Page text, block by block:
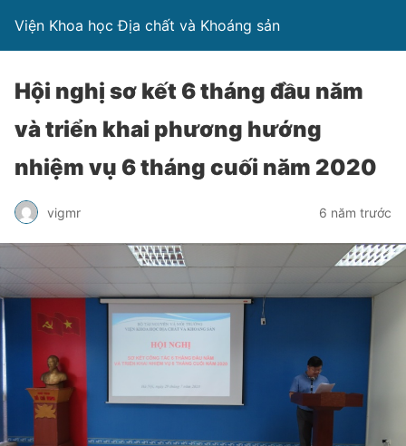
Viện Khoa học Địa chất và Khoáng sản
Hội nghị sơ kết 6 tháng đầu năm
và triển khai phương hướng
nhiệm vụ 6 tháng cuối năm 2020
vigmr 6 năm trước